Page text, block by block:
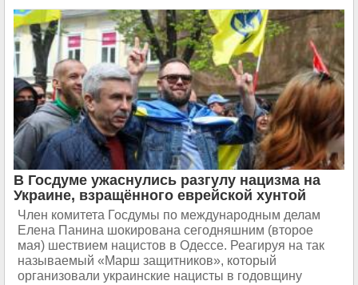
В Госдуме ужаснулись разгулу нацизма на
Украине, взращённого еврейской хунтой
Член комитета Госдумы по международным делам
Елена Панина шокирована сегодняшним (второе
мая) шествием нацистов в Одессе. Реагируя на так
называемый «Марш защитников», который
организовали украинские нацисты в годовщину